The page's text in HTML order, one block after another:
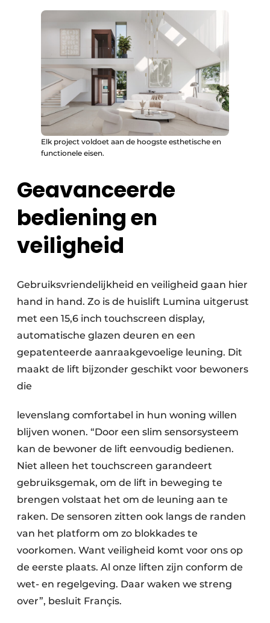
Elk project voldoet aan de hoogste esthetische en
functionele eisen.
Geavanceerde
bediening en
veiligheid
Gebruiksvriendelijkheid en veiligheid gaan hier
hand in hand. Zo is de huislift Lumina uitgerust
met een 15,6 inch touchscreen display,
automatische glazen deuren en een
gepatenteerde aanraakgevoelige leuning. Dit
maakt de lift bijzonder geschikt voor bewoners
die
levenslang comfortabel in hun woning willen
blijven wonen. “Door een slim sensorsysteem
kan de bewoner de lift eenvoudig bedienen.
Niet alleen het touchscreen garandeert
gebruiksgemak, om de lift in beweging te
brengen volstaat het om de leuning aan te
raken. De sensoren zitten ook langs de randen
van het platform om zo blokkades te
voorkomen. Want veiligheid komt voor ons op
de eerste plaats. Al onze liften zijn conform de
wet- en regelgeving. Daar waken we streng
over”, besluit Françis.